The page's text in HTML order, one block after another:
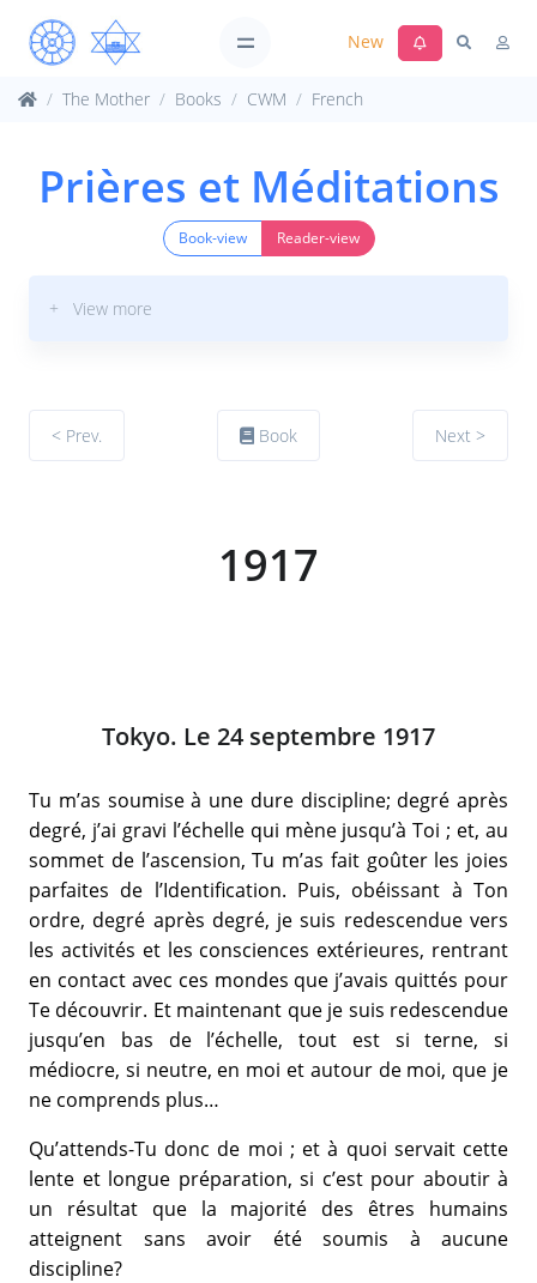
New
The Mother Books CWM French
Prières et Méditations
Book-view Reader-view
+ View more
< Prev. Book Next >
1917
Tokyo. Le 24 septembre 1917
Tu m’as soumise à une dure discipline; degré après
degré, j’ai gravi l’échelle qui mène jusqu’à Toi ; et, au
sommet de l’ascension, Tu m’as fait goûter les joies
parfaites de l’Identification. Puis, obéissant à Ton
ordre, degré après degré, je suis redescendue vers
les activités et les consciences extérieures, rentrant
en contact avec ces mondes que j’avais quittés pour
Te découvrir. Et maintenant que je suis redescendue
jusqu’en bas de l’échelle, tout est si terne, si
médiocre, si neutre, en moi et autour de moi, que je
ne comprends plus…
Qu’attends-Tu donc de moi ; et à quoi servait cette
lente et longue préparation, si c’est pour aboutir à
un résultat que la majorité des êtres humains
atteignent sans avoir été soumis à aucune
discipline?